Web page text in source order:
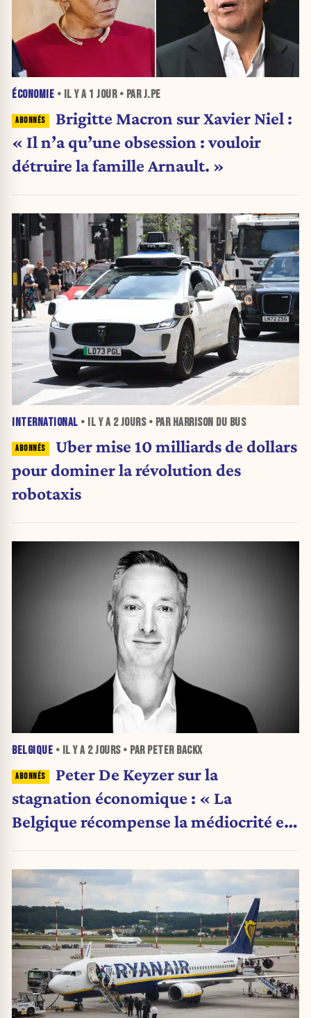
ÉCONOMIE • IL Y A 1 JOUR• PAR J.PE
Brigitte Macron sur Xavier Niel :
« Il n’a qu’une obsession : vouloir
détruire la famille Arnault. »
INTERNATIONAL • IL Y A 2 JOURS• PAR HARRISON DU BUS
Uber mise 10 milliards de dollars
pour dominer la révolution des
robotaxis
BELGIQUE • IL Y A 2 JOURS• PAR PETER BACKX
Peter De Keyzer sur la
stagnation économique : « La
Belgique récompense la médiocrité et